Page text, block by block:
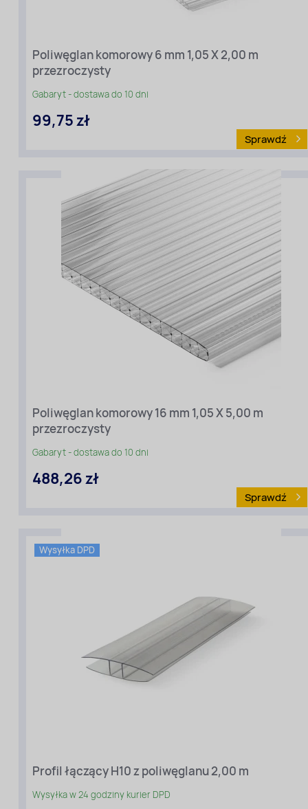
Poliwęglan komorowy 6 mm 1,05 X 2,00 m
przezroczysty
Gabaryt - dostawa do 10 dni
99,75 zł
Sprawdź
Długość
[m]:
2
[m]:
1,05
komorowy
Kolor:
Przezroczysty
Grubość
[mm]:
Poliwęglan komorowy 16 mm 1,05 X 5,00 m
przezroczysty
Gabaryt - dostawa do 10 dni
488,26 zł
Sprawdź
Długość
[m]:
5
[m]:
1,05
komorowy
Profil łączący H10 z poliwęglanu 2,00 m
Wysyłka w 24 godziny kurier DPD
Wysyłka DPD